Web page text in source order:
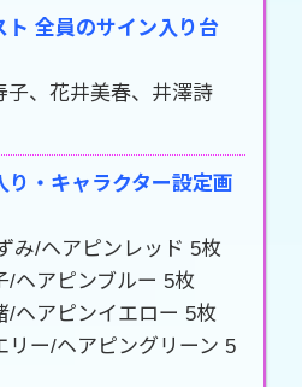
全員のサイン入り台
、花井美春、井澤詩
り・キャラクター設定画
み/ヘアピンレッド 5枚
ヘアピンブルー 5枚
ヘアピンイエロー 5枚
ー/ヘアピングリーン 5